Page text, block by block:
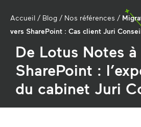
Accueil / Blog / Nos références /
vers SharePoint : Cas client Juri
De Lotus Notes à
SharePoint :
du cabinet Juri